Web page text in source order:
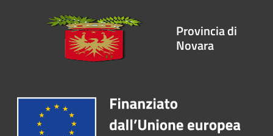
Provincia di
Novara